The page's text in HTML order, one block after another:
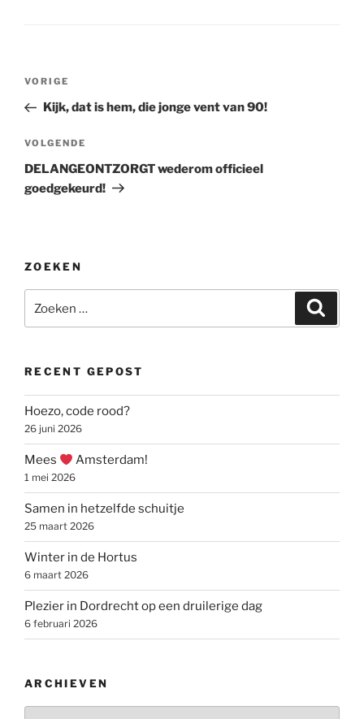
Bericht
Vorig
bericht
VORIGE
Kijk, dat is hem, die jonge vent van 90!
Volgend
bericht
VOLGENDE
DELANGEONTZORGT wederom officieel
goedgekeurd!
ZOEKEN
naar:
RECENT GEPOST
Hoezo, code rood?
26 juni 2026
Mees Amsterdam!
1 mei 2026
Samen in hetzelfde schuitje
25 maart 2026
Winter in de Hortus
6 maart 2026
Plezier in Dordrecht op een druilerige dag
6 februari 2026
ARCHIEVEN